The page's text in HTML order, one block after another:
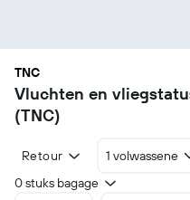
TNC
Vluchten en
(TNC)
Retour 1 volwassene
0 stuks bagage